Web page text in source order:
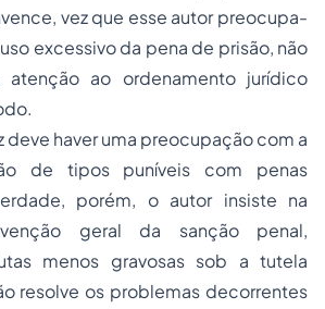
vez que esse autor preocupa-
excessivo da pena de prisão, não
ao ordenamento jurídico
deve haver uma preocupação com a
de tipos puníveis com penas
porém, o autor insiste na
geral da sanção penal,
menos gravosas sob a tutela
resolve os problemas decorrentes